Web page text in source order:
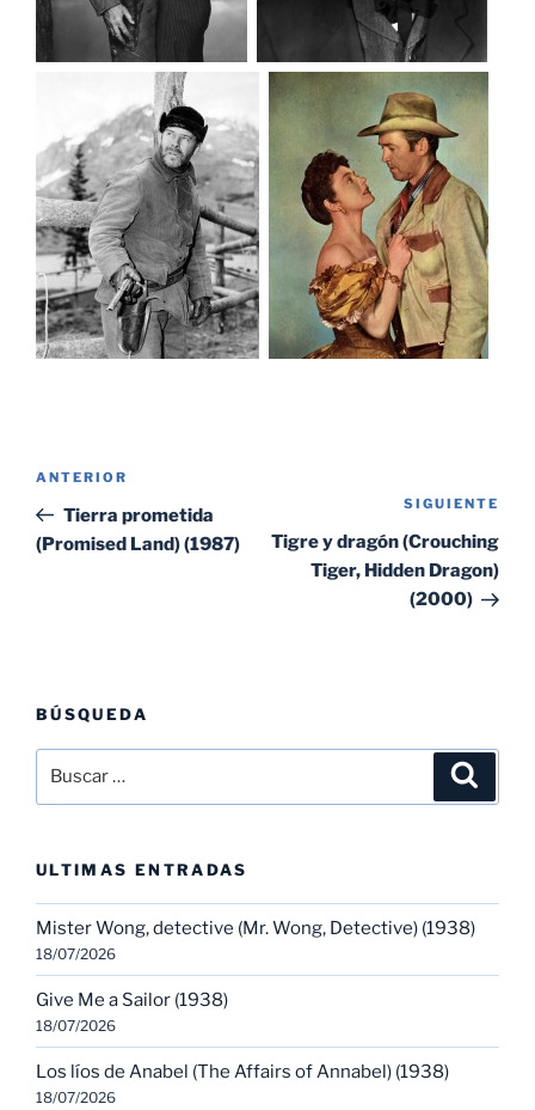
entradas
Entrada
anterior:
ANTERIOR
Tierra prometida
(Promised Land) (1987)
SIGUIENTE
Tigre y dragón (Crouching
Tiger, Hidden Dragon)
(2000)
BÚSQUEDA
por:
ULTIMAS ENTRADAS
Mister Wong, detective (Mr. Wong, Detective) (1938)
18/07/2026
Give Me a Sailor (1938)
18/07/2026
Los líos de Anabel (The Affairs of Annabel) (1938)
18/07/2026